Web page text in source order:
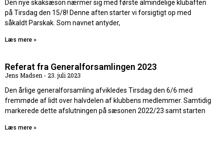
Den nye skaksæson nærmer sig med første almindelige klubaften
på Tirsdag den 15/8! Denne aften starter vi forsigtigt op med
såkaldt Parskak. Som navnet antyder,
Læs mere »
Referat fra Generalforsamlingen 2023
Jens Madsen
23. juli 2023
Den årlige generalforsamling afvikledes Tirsdag den 6/6 med
fremmøde af lidt over halvdelen af klubbens medlemmer. Samtidig
markerede dette afslutningen på sæsonen 2022/23 samt starten
Læs mere »